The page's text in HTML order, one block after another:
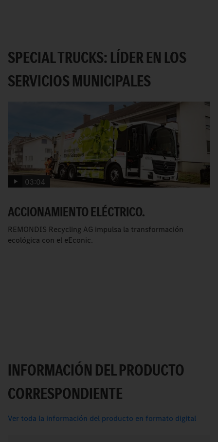
SPECIAL TRUCKS: LÍDER EN LOS
SERVICIOS MUNICIPALES
03:04
ACCIONAMIENTO ELÉCTRICO.
REMONDIS Recycling AG impulsa la transformación
ecológica con el eEconic.
INFORMACIÓN DEL PRODUCTO
CORRESPONDIENTE
Ver toda la información del producto en formato digital